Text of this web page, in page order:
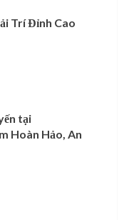
Trí Đỉnh Cao
tại
Hoàn Hảo, An